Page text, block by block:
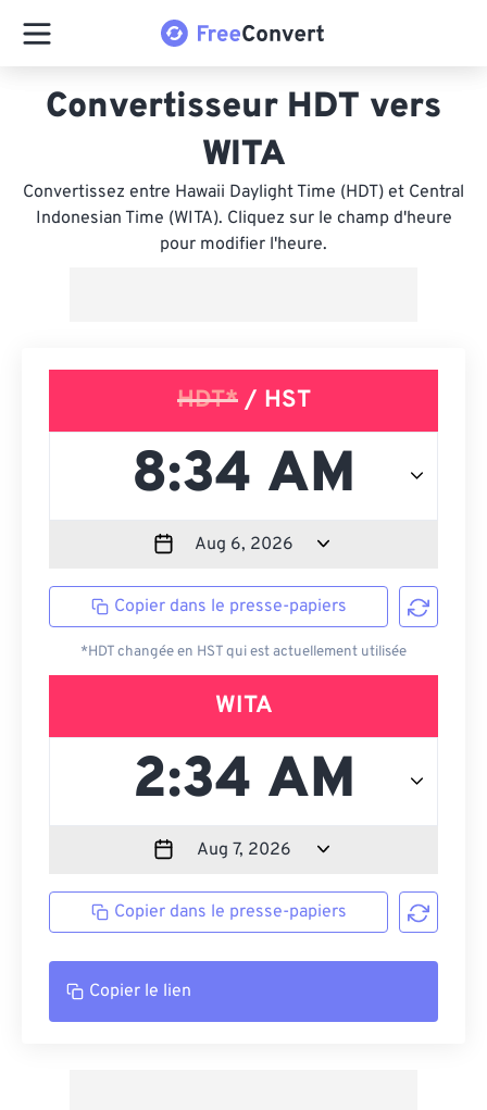
Convertisseur HDT vers
WITA
Convertissez entre Hawaii Daylight Time (HDT) et Central
Indonesian Time (WITA). Cliquez sur le champ d'heure
pour modifier l'heure.
HDT*/ HST
Copier dans le presse-papiers
*HDT changée en HST qui est actuellement utilisée
WITA
Copier dans le presse-papiers
Copier le lien